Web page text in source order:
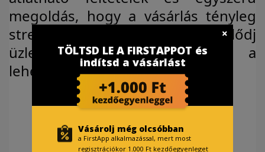
megoldás, hogy a vásárlás tényleg
stresszmentes legyen.
Érdeklődj
üzleteinkben, vagy csekkold a
lehetőségeket a FirstAppban.
TÖLTSD LE A FIRSTAPPOT és
indítsd a vásárlást
Vásárolj még olcsóbban
a FirstApp alkalmazással, mert most
regisztrációkor 1.000 Ft kezdőegyenleget